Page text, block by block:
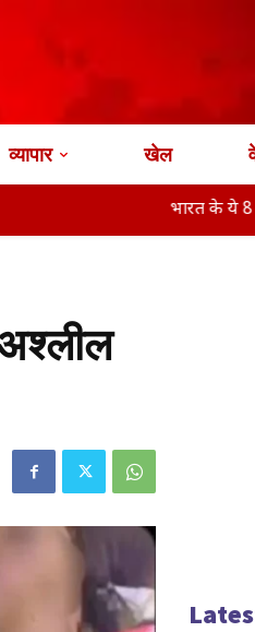
व्यापार खेल
भारत के ये 8 उत्पाद विदेशों